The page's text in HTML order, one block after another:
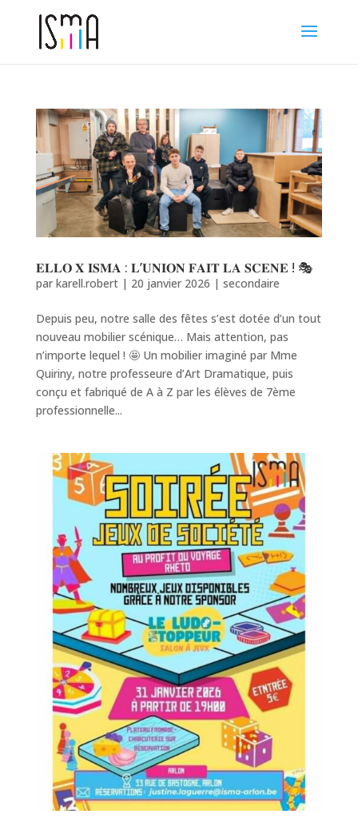
𝐄𝐋𝐋𝐎 𝐗 𝐈𝐒𝐌𝐀 : 𝐋’𝐔𝐍𝐈𝐎𝐍 𝐅𝐀𝐈𝐓 𝐋𝐀 𝐒𝐂𝐄𝐍𝐄 ! 🎭
par karell.robert| 20 janvier 2026 | secondaire
Depuis peu, notre salle des fêtes s’est dotée d’un tout
nouveau mobilier scénique… Mais attention, pas
n’importe lequel ! 🤩 Un mobilier imaginé par Mme
Quiriny, notre professeure d’Art Dramatique, puis
conçu et fabriqué de A à Z par les élèves de 7ème
professionnelle...